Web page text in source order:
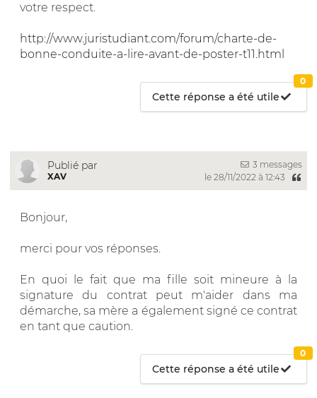
votre respect.
http://www.juristudiant.com/forum/charte-de-
bonne-conduite-a-lire-avant-de-poster-t11.html
Cette réponse a été utile
0
Publié par
XAV
3 messages
le 28/11/2022 à 12:43
Bonjour,
merci pour vos réponses.
En quoi le fait que ma fille soit mineure à la
signature du contrat peut m'aider dans ma
démarche, sa mère a également signé ce contrat
en tant que caution.
Cette réponse a été utile
0